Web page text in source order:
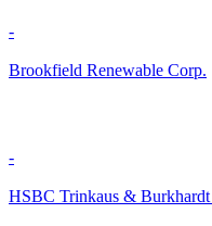
-
Brookfield Renewable Corp.
-
HSBC Trinkaus &